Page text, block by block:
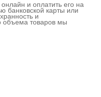
и оплатить его на
банковской карты или
и
объема товаров мы